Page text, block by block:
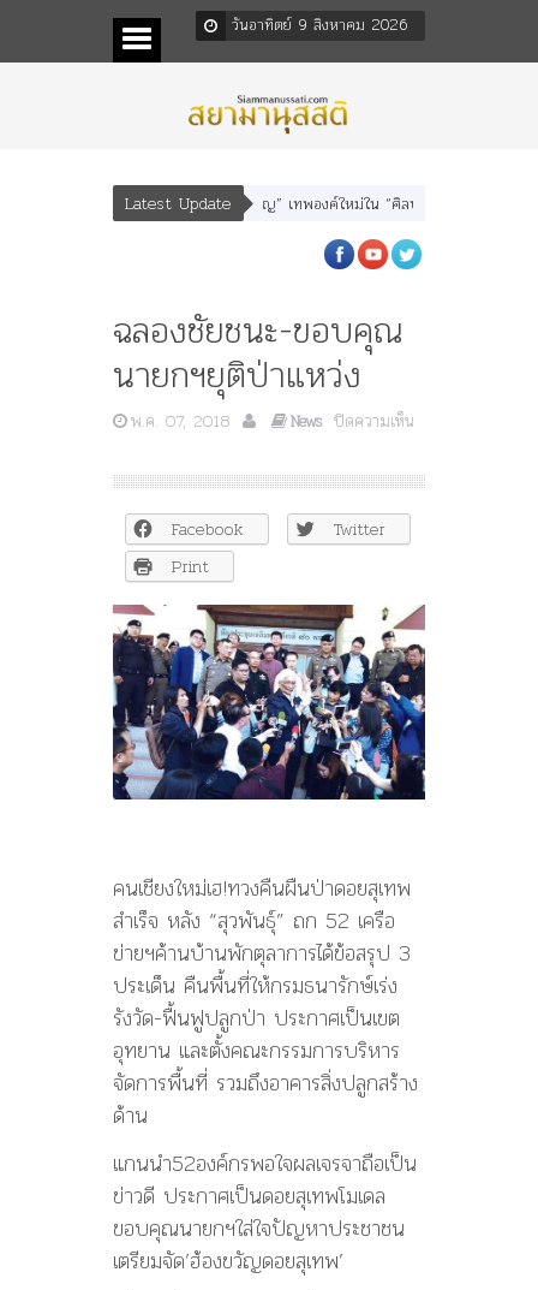
วันอาทิตย์ 9 สิงหาคม 2026
Latest Update
อรุณเทพบุตร” และ “เทพีรัฐธรรมนูญ” เทพองค์ใหม่ใน “ศิลปะคณะราษฎร”
ฉลองชัยชนะ-ขอบคุณ
นายกฯยุติป่าแหว่ง
พ.ค. 07, 2018 News ปิดความเห็น
ฉลอง
ชัยชนะ-
ขอบคุณ
นา
ยกฯ
ยุติ
ป่า
แหว่ง
Facebook
Twitter
Print
คนเชียงใหม่เฮ!ทวงคืนผืนป่าดอยสุเทพ
สำเร็จ หลัง “สุวพันธุ์” ถก 52 เครือ
ข่ายฯค้านบ้านพักตุลาการได้ข้อสรุป 3
ประเด็น คืนพื้นที่ให้กรมธนารักษ์เร่ง
รังวัด-ฟื้นฟูปลูกป่า ประกาศเป็นเขต
อุทยาน และตั้งคณะกรรมการบริหาร
จัดการพื้นที่ รวมถึงอาคารสิ่งปลูกสร้าง
ด้าน
แกนนำ52องค์กรพอใจผลเจรจาถือเป็น
ข่าวดี ประกาศเป็นดอยสุเทพโมเดล
ขอบคุณนายกฯใส่ใจปัญหาประชาชน
เตรียมจัด’ฮ้องขวัญดอยสุเทพ’